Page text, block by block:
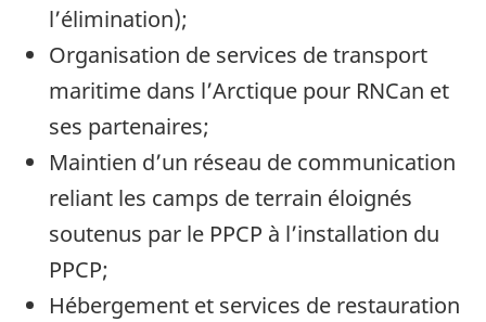
l’élimination);
Organisation de services de transport
maritime dans l’Arctique pour RNCan et
ses partenaires;
Maintien d’un réseau de communication
reliant les camps de terrain éloignés
soutenus par le PPCP à l’installation du
PPCP;
Hébergement et services de restauration